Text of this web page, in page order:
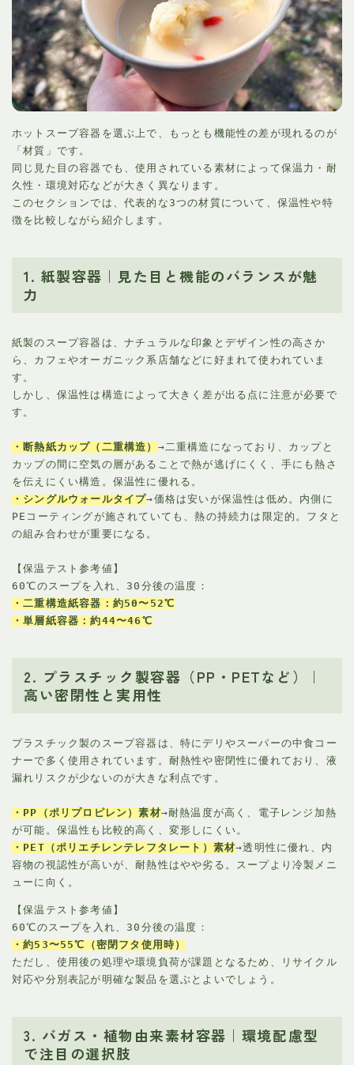
ホットスープ容器を選ぶ上で、もっとも機能性の差が現れるのが
「材質」です。
同じ見た目の容器でも、使用されている素材によって保温力・耐
久性・環境対応などが大きく異なります。
このセクションでは、代表的な3つの材質について、保温性や特
徴を比較しながら紹介します。
1. 紙製容器｜見た目と機能のバランスが魅
力
紙製のスープ容器は、ナチュラルな印象とデザイン性の高さか
ら、カフェやオーガニック系店舗などに好まれて使われていま
す。
しかし、保温性は構造によって大きく差が出る点に注意が必要で
す。
・断熱紙カップ（二重構造） →二重構造になっており、カップと
カップの間に空気の層があることで熱が逃げにくく、手にも熱さ
を伝えにくい構造。保温性に優れる。
・シングルウォールタイプ→価格は安いが保温性は低め。内側に
PEコーティングが施されていても、熱の持続力は限定的。フタと
の組み合わせが重要になる。
【保温テスト参考値】
60℃のスープを入れ、30分後の温度：
・二重構造紙容器：約50〜52℃
・単層紙容器：約44〜46℃
2. プラスチック製容器（PP・PETなど）｜
高い密閉性と実用性
プラスチック製のスープ容器は、特にデリやスーパーの中食コー
ナーで多く使用されています。耐熱性や密閉性に優れており、液
漏れリスクが少ないのが大きな利点です。
・PP（ポリプロピレン）素材→耐熱温度が高く、電子レンジ加熱
が可能。保温性も比較的高く、変形しにくい。
・PET（ポリエチレンテレフタレート）素材→透明性に優れ、内
容物の視認性が高いが、耐熱性はやや劣る。スープより冷製メニ
ューに向く。
【保温テスト参考値】
60℃のスープを入れ、30分後の温度：
・約53〜55℃（密閉フタ使用時）
ただし、使用後の処理や環境負荷が課題となるため、リサイクル
対応や分別表記が明確な製品を選ぶとよいでしょう。
3. バガス・植物由来素材容器｜環境配慮型
で注目の選択肢